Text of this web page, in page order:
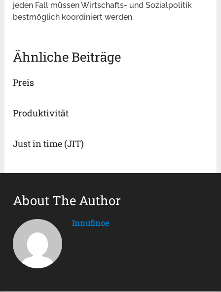
jeden Fall müssen Wirtschafts- und Sozialpolitik
bestmöglich koordiniert werden.
Ähnliche Beiträge
Preis
Produktivität
Just in time (JIT)
About The Author
Innufinoe